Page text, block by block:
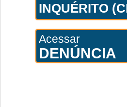
INQUÉRITO
Acessar
DENÚNCIA